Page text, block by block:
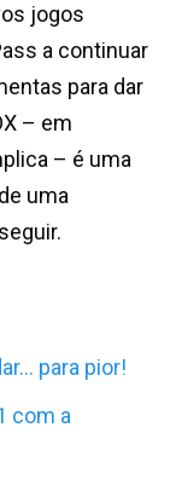
jogos
a continuar
para dar
– em
– é uma
uma
para pior!
com a